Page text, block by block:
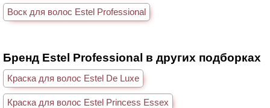
Воск для волос Estel Professional
Бренд Estel Professional в других подборках
Краска для волос Estel De Luxe
Краска для волос Estel Princess Essex